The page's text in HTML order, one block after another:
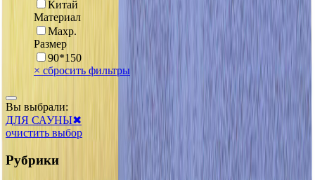
Китай
Материал
Махр.
Размер
90*150
× сбросить фильтры
Вы выбрали:
ДЛЯ САУНЫ✖
очистить выбор
Рубрики